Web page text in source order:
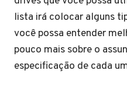
lista irá colocar alguns
você possa entender
pouco mais sobre o
especificação de cada